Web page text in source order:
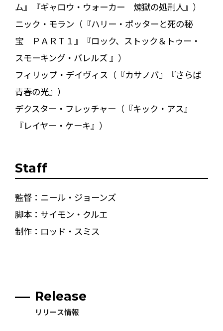
ム』『ギャロウ・ウォーカー 煉獄の処刑人』）
ニック・モラン（『ハリー・ポッターと死の秘
宝 ＰＡＲＴ１』『ロック、ストック＆トゥー・
スモーキング・バレルズ 』）
フィリップ・デイヴィス（『カサノバ』『さらば
青春の光』）
デクスター・フレッチャー（『キック・アス』
『レイヤー・ケーキ』）
Staff
監督：ニール・ジョーンズ
脚本：サイモン・クルエ
制作：ロッド・スミス
Release
リリース情報